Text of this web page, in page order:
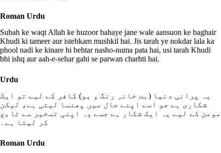
Roman Urdu
Subah ke waqt Allah ke huzoor bahaye jane wale aansuon ke baghair
Khudi ki tameer aur istehkam mushkil hai. Jis tarah ye nokdar lala ka
phool nadi ke kinare hi behtar nasho-numa pata hai, usi tarah Khudi
bhi ishq aur aah-e-sehar gahi se parwan charhti hai.
Urdu
یہ پرانی دنیا (بت خانہِ رنگ و بو) کافر کے لیے تو ایک
شکاری ہے جو اسے اپنے جال میں پھنسا لیتی ہے، لیکن
مومن کے لیے یہ ایک شکار ہے جسے وہ اپنی تسخیر سے تابع
کر لیتا ہے۔
Roman Urdu